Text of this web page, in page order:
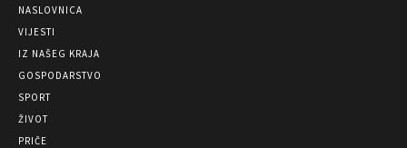
NASLOVNICA
VIJESTI
IZ NAŠEG KRAJA
GOSPODARSTVO
SPORT
ŽIVOT
PRIČE